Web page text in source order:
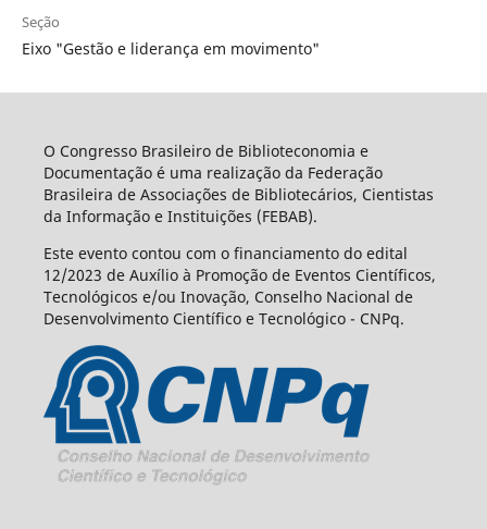
Seção
Eixo "Gestão e liderança em movimento"
O Congresso Brasileiro de Biblioteconomia e
Documentação é uma realização da Federação
Brasileira de Associações de Bibliotecários, Cientistas
da Informação e Instituições (FEBAB).
Este evento contou com o financiamento do edital
12/2023 de Auxílio à Promoção de Eventos Científicos,
Tecnológicos e/ou Inovação, Conselho Nacional de
Desenvolvimento Científico e Tecnológico - CNPq.